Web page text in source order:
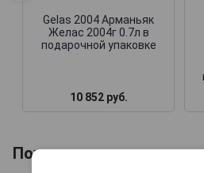
Gelas 2004 Арманьяк
Желас 2004г 0.7л в
подарочной упаковке
10 852 руб.
Похожие напитки по